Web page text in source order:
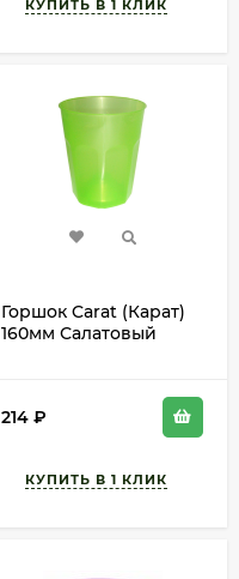
Горшок Carat (Карат)
160мм Салатовый
214 ₽